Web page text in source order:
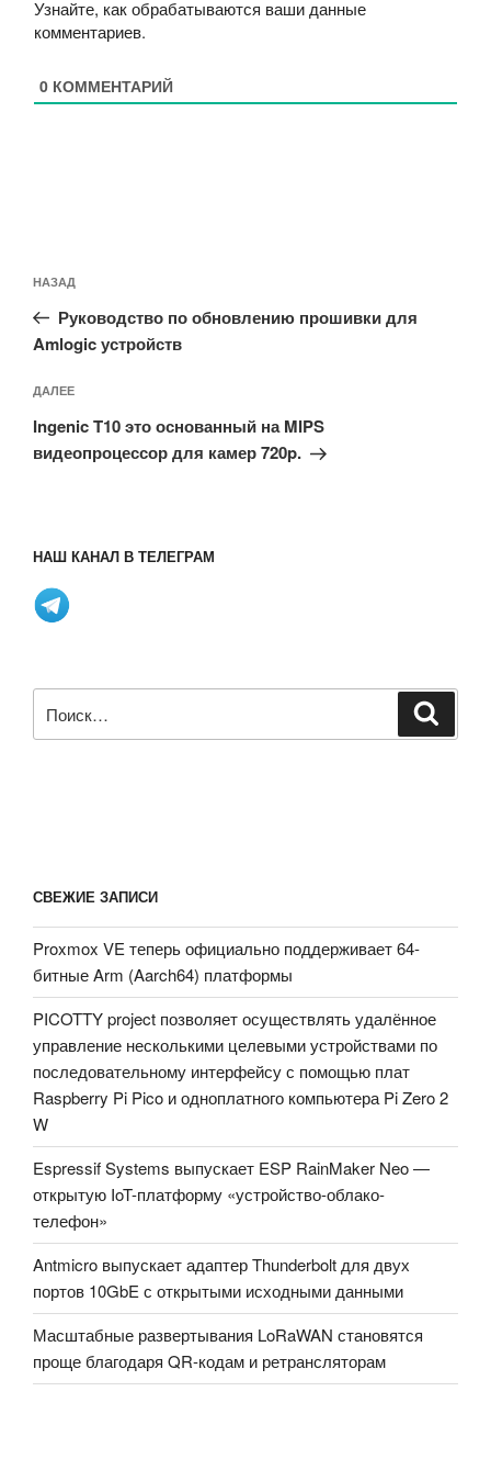
Узнайте, как обрабатываются ваши данные
комментариев.
0 КОММЕНТАРИЙ
по
записям
Предыдущая
запись:
НАЗАД
Руководство по обновлению прошивки для
Amlogic устройств
Следующая
запись
ДАЛЕЕ
Ingenic T10 это основанный на MIPS
видеопроцессор для камер 720p.
НАШ КАНАЛ В ТЕЛЕГРАМ
СВЕЖИЕ ЗАПИСИ
Proxmox VE теперь официально поддерживает 64-
битные Arm (Aarch64) платформы
PICOTTY project позволяет осуществлять удалённое
управление несколькими целевыми устройствами по
последовательному интерфейсу с помощью плат
Raspberry Pi Pico и одноплатного компьютера Pi Zero 2
W
Espressif Systems выпускает ESP RainMaker Neo —
открытую IoT-платформу «устройство-облако-
телефон»
Antmicro выпускает адаптер Thunderbolt для двух
портов 10GbE с открытыми исходными данными
Масштабные развертывания LoRaWAN становятся
проще благодаря QR-кодам и ретрансляторам